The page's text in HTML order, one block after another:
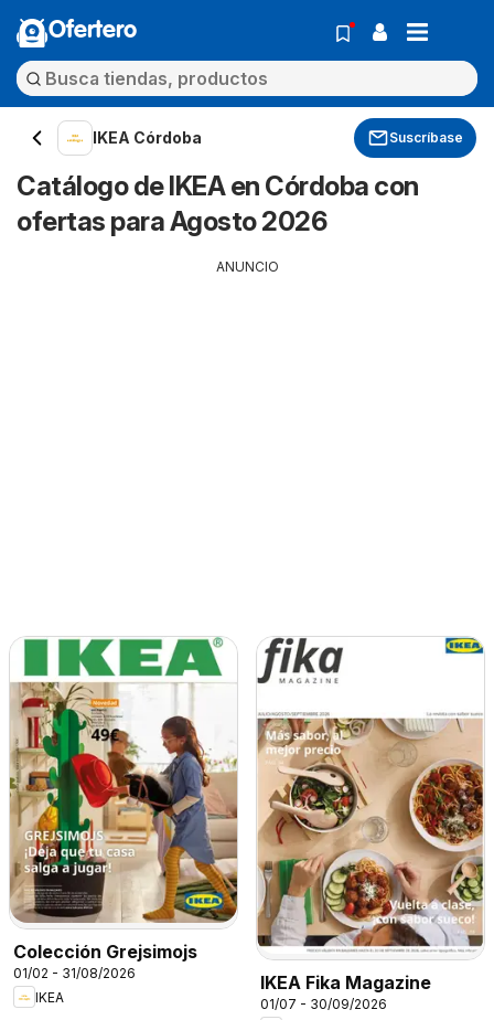
Ofertero
IKEA Córdoba Suscríbase
Catálogo de IKEA en Córdoba con
ofertas para Agosto 2026
ANUNCIO
Colección Grejsimojs
01/02 - 31/08/2026
IKEA
IKEA Fika Magazine
01/07 - 30/09/2026